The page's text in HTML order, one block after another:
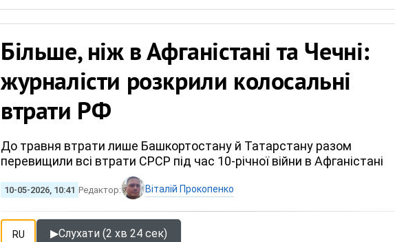
Більше, ніж в Афганістані та Чечні:
журналісти розкрили колосальні
втрати РФ
До травня втрати лише Башкортостану й Татарстану разом
перевищили всі втрати СРСР під час 10-річної війни в Афганістані
10-05-2026, 10:41 Редактор: Віталій Прокопенко
RU ▶Слухати (2 хв 24 сек)